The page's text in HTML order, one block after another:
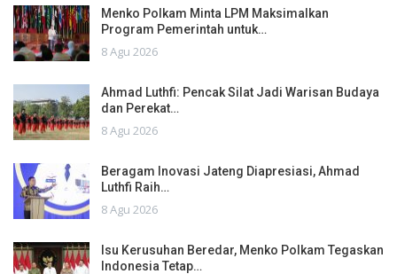
Menko Polkam Minta LPM Maksimalkan
Program Pemerintah untuk…
8 Agu 2026
Ahmad Luthfi: Pencak Silat Jadi Warisan Budaya
dan Perekat…
8 Agu 2026
Beragam Inovasi Jateng Diapresiasi, Ahmad
Luthfi Raih…
8 Agu 2026
Isu Kerusuhan Beredar, Menko Polkam Tegaskan
Indonesia Tetap…